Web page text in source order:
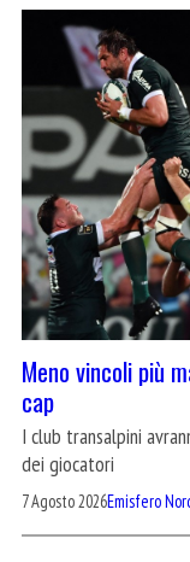
Meno vincoli più
cap
I club transalpini
dei giocatori
7 Agosto 2026Emisfero